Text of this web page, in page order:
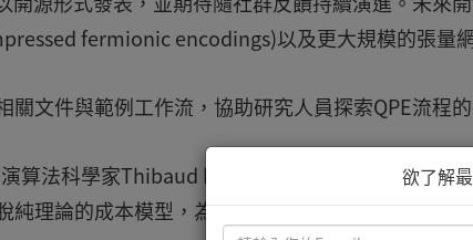
fermionic encodings)以及更大規模的張量
關文件與範例工作流，協助研究人員探索QPE流程
算法科學家Thibaud Louvet表示：「我們的目標是
純理論的成本模型，為容錯量子演算法發展出更具
欲了解